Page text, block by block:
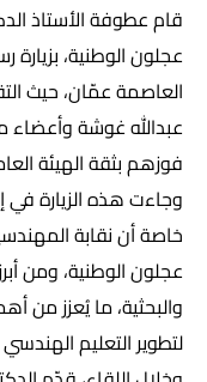
قام عطوفة الأستاذ
عجلون الوطنية، بزيارة
العاصمة عمّان، حيث
عبدالله غوشة وأعضاء
فوزهم بثقة الهيئة
وجاءت هذه الزيارة في
خاصة أن نقابة
عجلون الوطنية، ومن
والبحثية، ما يُعزز من
لتطوير التعليم